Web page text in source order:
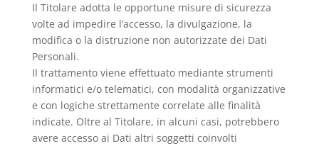
Il Titolare adotta le opportune misure di sicurezza
volte ad impedire l’accesso, la divulgazione, la
modifica o la distruzione non autorizzate dei Dati
Personali.
Il trattamento viene effettuato mediante strumenti
informatici e/o telematici, con modalità organizzative
e con logiche strettamente correlate alle finalità
indicate. Oltre al Titolare, in alcuni casi, potrebbero
avere accesso ai Dati altri soggetti coinvolti